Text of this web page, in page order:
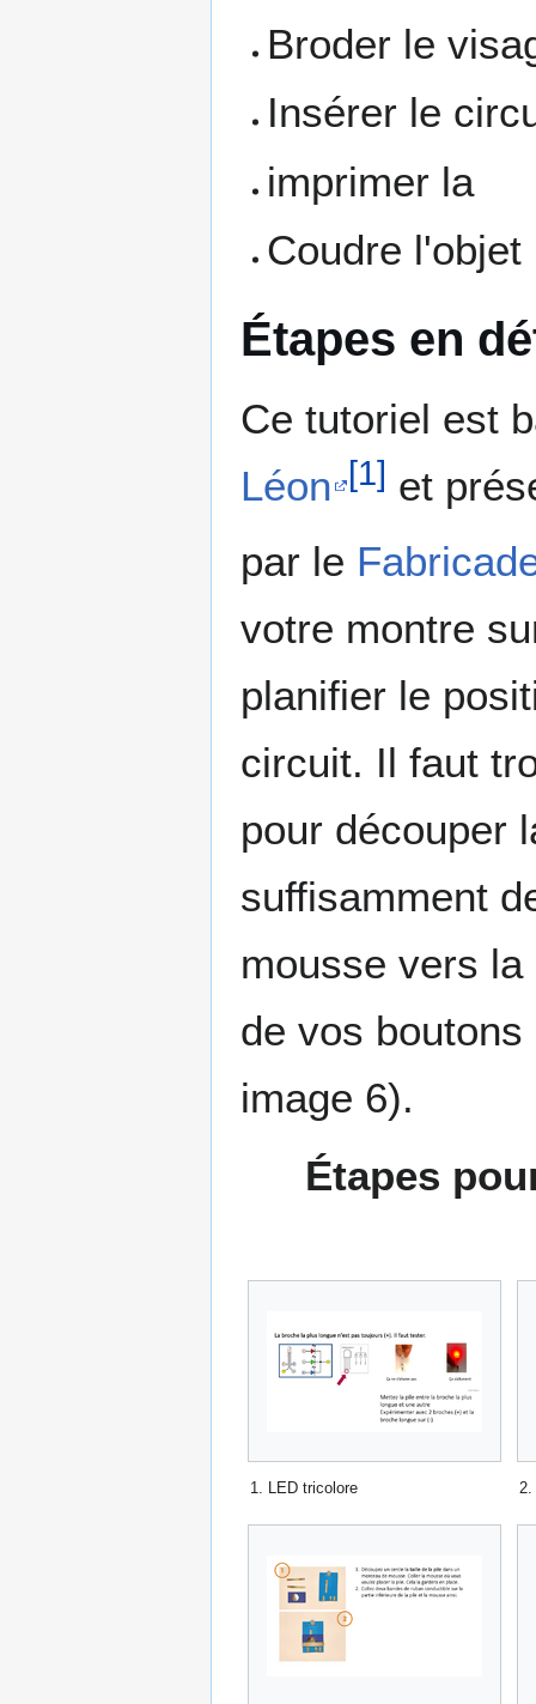
Broder le
Insérer le
imprimer la
Coudre l'objet
Étapes en
Ce tutoriel est
Léon [1] et
par le
votre montre
planifier le
circuit. Il faut
pour découper
suffisamment
mousse vers
de vos
image 6).
Étapes
1. LED tricolore 2.